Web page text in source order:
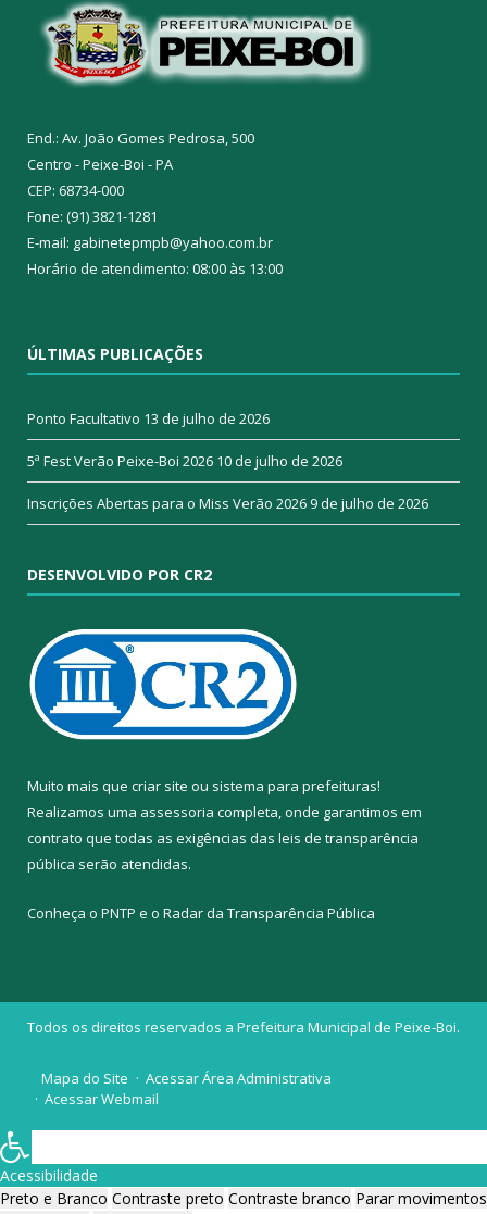
End.: Av. João Gomes Pedrosa, 500
Centro - Peixe-Boi - PA
CEP: 68734-000
Fone: (91) 3821-1281
E-mail: gabinetepmpb@yahoo.com.br
Horário de atendimento: 08:00 às 13:00
ÚLTIMAS PUBLICAÇÕES
Ponto Facultativo 13 de julho de 2026
5ª Fest Verão Peixe-Boi 2026 10 de julho de 2026
Inscrições Abertas para o Miss Verão 20269 de julho de 2026
DESENVOLVIDO POR CR2
Muito mais que criar site ou sistema para prefeituras!
Realizamos uma assessoria completa, onde garantimos em
contrato que todas as exigências das leis de transparência
pública serão atendidas.
Conheça o PNTP e o Radar da Transparência Pública
Todos os direitos reservados a Prefeitura Municipal de Peixe-Boi.
Mapa do Site
Acessar Área Administrativa
Acessar Webmail
Acessibilidade
Preto e Branco Contraste preto Contraste branco Parar movimentos